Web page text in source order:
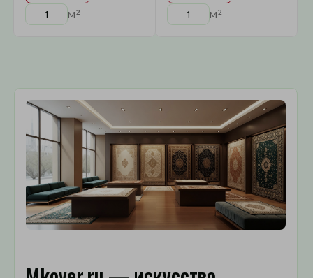
Не нашли, что искали?
Оставить заявку
Получить оптовый прайс
Контакты